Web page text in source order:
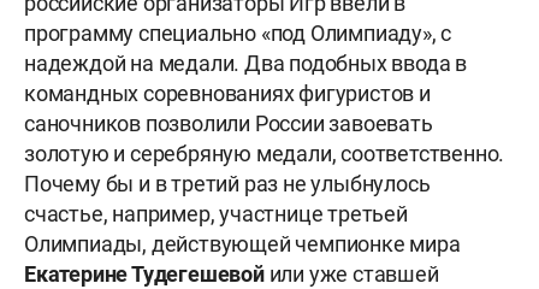
программу специально «под Олимпиаду», с
надеждой на медали. Два подобных ввода в
командных соревнованиях фигуристов и
саночников позволили России завоевать
золотую и серебряную медали, соответственно.
Почему бы и в третий раз не улыбнулось
счастье, например, участнице третьей
Олимпиады, действующей чемпионке мира
Екатерине Тудегешевой или уже ставшей